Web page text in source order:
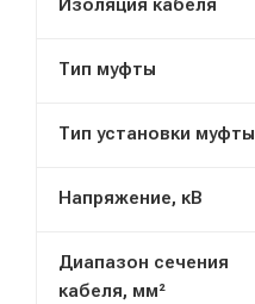
Изоляция кабеля
Тип муфты
Тип установки муфты
Напряжение, кВ
Диапазон сечения
кабеля, мм²